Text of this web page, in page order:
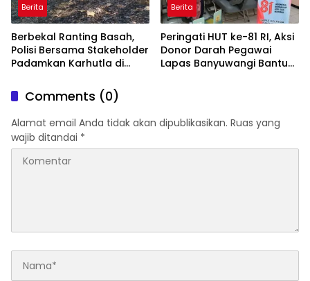
Berita
Berbekal Ranting Basah,
Polisi Bersama Stakeholder
Padamkan Karhutla di
Trenggalek
Berita
Peringati HUT ke-81 RI, Aksi
Donor Darah Pegawai
Lapas Banyuwangi Bantu
Comments (0)
Alamat email Anda tidak akan dipublikasikan. Ruas yang
wajib ditandai *